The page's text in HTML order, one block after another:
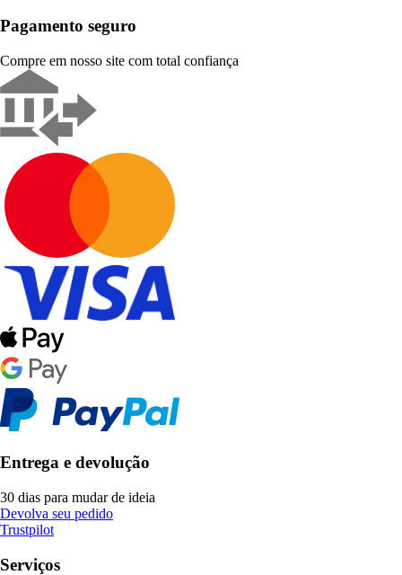
Pagamento seguro
Compre em nosso site com total confiança
Entrega e devolução
30 dias para mudar de ideia
Devolva seu pedido
Trustpilot
Serviços